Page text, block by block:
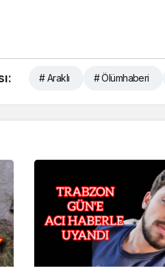
# Araklı # Ölümhaberi